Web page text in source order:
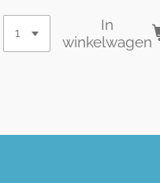
In
winkelwagen